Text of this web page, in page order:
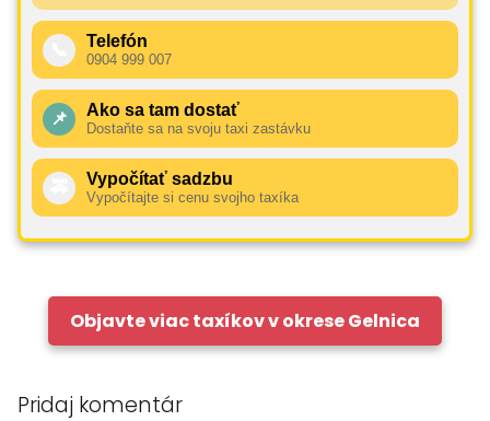
Telefón
0904 999 007
📌 Ako sa tam dostať
Dostaňte sa na svoju taxi zastávku
Vypočítať sadzbu
Vypočítajte si cenu svojho taxíka
Objavte viac taxíkov v okrese Gelnica
Pridaj komentár